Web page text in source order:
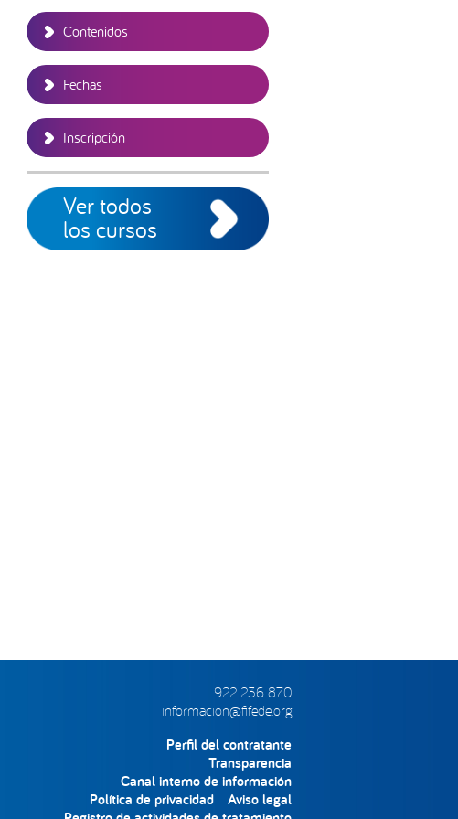
Contenidos
Fechas
Inscripción
Ver todos
los cursos
922 236 870
informacion@fifede.org
Perfil del contratante
Transparencia
Canal interno de información
Aviso legal
Política de privacidad